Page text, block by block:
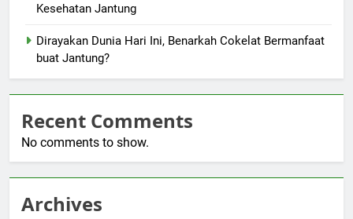
Kesehatan Jantung
Dirayakan Dunia Hari Ini, Benarkah Cokelat Bermanfaat
buat Jantung?
Recent Comments
No comments to show.
Archives